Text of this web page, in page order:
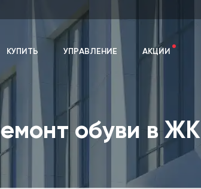
КУПИТЬ УПРАВЛЕНИЕ АКЦИИ
обуви в ЖК